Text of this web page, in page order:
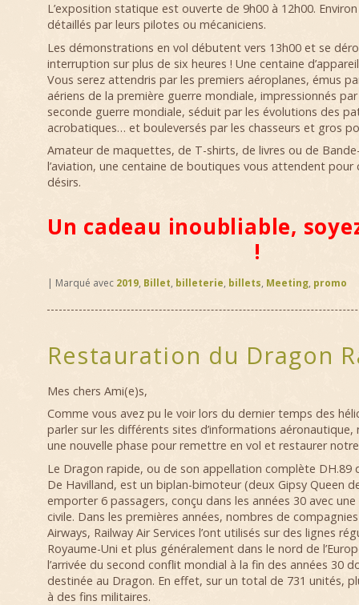
L’exposition statique est ouverte de 9h00 à 12h00.
détaillés par leurs pilotes ou mécaniciens.
Les démonstrations en vol débutent vers 13h00 et se
interruption sur plus de six heures ! Une centaine
Vous serez attendris par les premiers aéroplanes, émus
aériens de la première guerre mondiale, impressionnés
seconde guerre mondiale, séduit par les évolutions des
acrobatiques… et bouleversés par les chasseurs et gros
Amateur de maquettes, de T-shirts, de livres ou de
l’aviation, une centaine de boutiques vous attendent
désirs.
Un cadeau inoubliable,
!
| Marqué avec 2019, Billet, billeterie, billets, Meeting, promo
Restauration du Dragon
Mes chers Ami(e)s,
Comme vous avez pu le voir lors du dernier temps des
parler sur les différents sites d’informations aéronautique,
une nouvelle phase pour remettre en vol et restaurer
Le Dragon rapide, ou de son appellation complète DH.89
De Havilland, est un biplan-bimoteur (deux Gipsy Queen
emporter 6 passagers, conçu dans les années 30 avec
civile. Dans les premières années, nombres de
Airways, Railway Air Services l’ont utilisés sur des lignes
Royaume-Uni et plus généralement dans le nord de
l’arrivée du second conflit mondial à la fin des années 30
destinée au Dragon. En effet, sur un total de 731 unités,
à des fins militaires.